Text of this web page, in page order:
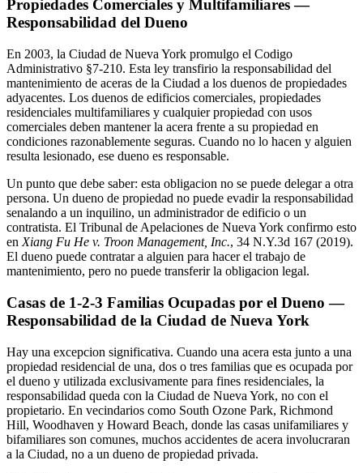
Propiedades Comerciales y Multifamiliares —
Responsabilidad del Dueno
En 2003, la Ciudad de Nueva York promulgo el Codigo
Administrativo §7-210. Esta ley transfirio la responsabilidad del
mantenimiento de aceras de la Ciudad a los duenos de propiedades
adyacentes. Los duenos de edificios comerciales, propiedades
residenciales multifamiliares y cualquier propiedad con usos
comerciales deben mantener la acera frente a su propiedad en
condiciones razonablemente seguras. Cuando no lo hacen y alguien
resulta lesionado, ese dueno es responsable.
Un punto que debe saber: esta obligacion no se puede delegar a otra
persona. Un dueno de propiedad no puede evadir la responsabilidad
senalando a un inquilino, un administrador de edificio o un
contratista. El Tribunal de Apelaciones de Nueva York confirmo esto
en Xiang Fu He v. Troon Management, Inc., 34 N.Y.3d 167 (2019).
El dueno puede contratar a alguien para hacer el trabajo de
mantenimiento, pero no puede transferir la obligacion legal.
Casas de 1-2-3 Familias Ocupadas por el Dueno —
Responsabilidad de la Ciudad de Nueva York
Hay una excepcion significativa. Cuando una acera esta junto a una
propiedad residencial de una, dos o tres familias que es ocupada por
el dueno y utilizada exclusivamente para fines residenciales, la
responsabilidad queda con la Ciudad de Nueva York, no con el
propietario. En vecindarios como South Ozone Park, Richmond
Hill, Woodhaven y Howard Beach, donde las casas unifamiliares y
bifamiliares son comunes, muchos accidentes de acera involucraran
a la Ciudad, no a un dueno de propiedad privada.